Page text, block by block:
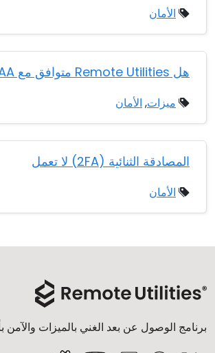
الأمان
هل Remote Utilities متوافق مع HIPAA؟
ميزات, الأمان
المصادقة الثنائية (2FA) لا تعمل
الأمان
برنامج الوصول عن بعد الغني بالميزات والآمن